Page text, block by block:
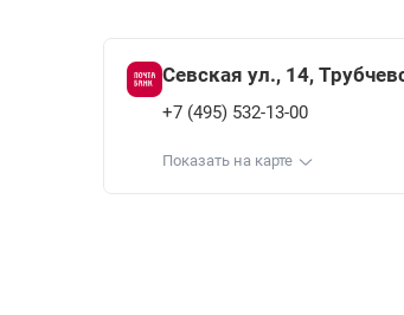
Севская ул., 14,
+7 (495) 532-13-00
Показать на карте